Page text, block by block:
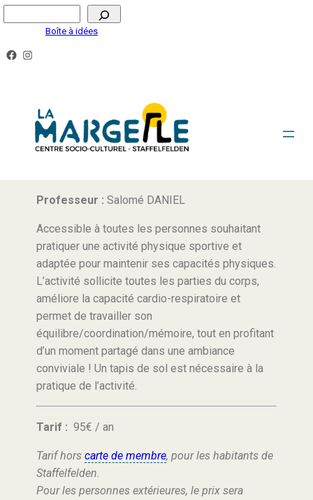
Boîte à idées
GYM SENIORS
Professeur : Salomé DANIEL
Accessible à toutes les personnes souhaitant
pratiquer une activité physique sportive et
adaptée pour maintenir ses capacités physiques.
L’activité sollicite toutes les parties du corps,
améliore la capacité cardio-respiratoire et
permet de travailler son
équilibre/coordination/mémoire, tout en profitant
d’un moment partagé dans une ambiance
conviviale ! Un tapis de sol est nécessaire à la
pratique de l’activité.
Tarif : 95€ / an
Tarif hors carte de membre, pour les habitants de
Staffelfelden.
Pour les personnes extérieures, le prix sera